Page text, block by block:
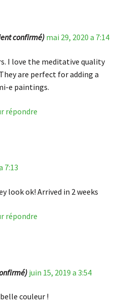
confirmé) mai 29, 2020 a 7:14
I love the meditative quality
are perfect for adding a
e paintings.
répondre
7:13
look ok! Arrived in 2 weeks
répondre
juin 15, 2019 a 3:54
couleur !